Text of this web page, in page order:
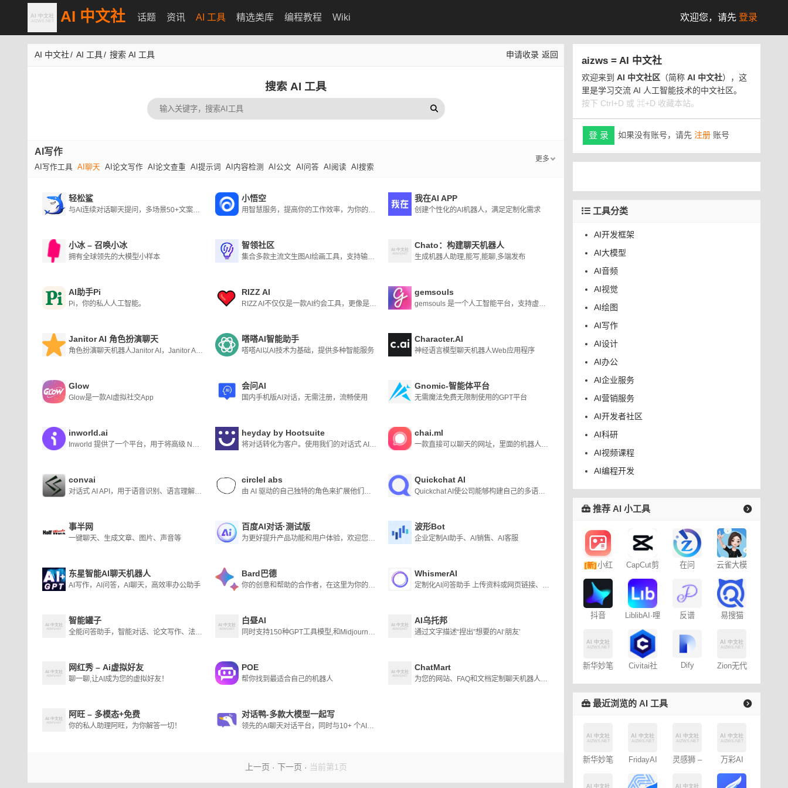
AI 中文社 话题 资讯 AI 工具 精选类库 编程教程 Wiki 欢迎您， 请先 登录
AI 中文社/ AI 工具/ 搜索 AI 工具 申请收录 返回
搜索 AI 工具
AI写作
AI写作工具 AI聊天 AI论文写作 AI论文查重 AI提示词 AI内容检测 AI公文 AI问答 AI阅读 AI搜索
更多
轻松鲨
与AI连续对话聊天提问，多场景50+文案模板，AI智能生成思维导图
小悟空
用智慧服务，提高你的工作效率，为你的日常生活保驾护航，帮助打工人每天早一小时下班
我在AI APP
创建个性化的AI机器人，满足定制化需求
小冰 – 召唤小冰
拥有全球领先的大模型小样本
智领社区
集合多款主流文生图AI绘画工具，支持输入任意中文关键词生成精准的图片
Chato：构建聊天机器人
生成机器人助理,能写,能聊,多端发布
AI助手Pi
Pi，你的私人人工智能。
RIZZ AI
RIZZ AI不仅仅是一款AI约会工具，更像是一位贴心的情感咨询师。它基于RIZE GPT框架构建，对用户心理有深入的洞察，擅长用幽默、浪漫的方式与人沟通，为那些渴望在约会方面获得帮助的人提供了完美的解决方案。
gemsouls
gemsouls 是一个人工智能平台，支持虚拟角色及其与现实世界的联系。 我们正在创造一种新方式，让粉丝们享受他们最喜欢的角色，让创作者将虚构的人物带入生活，并最终让我们永远与我们所爱的人保持联系，无论是虚构的还是真实的。
Janitor AI 角色扮演聊天
角色扮演聊天机器人Janitor AI，Janitor AI 被证明是各行业用户的多功能且不可或缺的平台。
嗒嗒AI智能助手
嗒嗒AI以AI技术为基础，提供多种智能服务
Character.AI
神经语言模型聊天机器人Web应用程序
Glow
Glow是一款AI虚拟社交App
会问AI
国内手机版AI对话，无需注册，流畅使用
Gnomic-智能体平台
无需魔法免费无限制使用的GPT平台
inworld.ai
Inworld 提供了一个平台，用于将高级 NPC 行为和即兴对话添加到游戏和实时媒体中。使用文本到字符的提示来创建角色个性并使用 Inworld SDK 集成到体验中。
heyday by Hootsuite
将对话转化为客户。使用我们的对话式 AI 聊天机器人，推动更多电子商务销售并大规模提供五星级客户服务。
chai.ml
一款直接可以聊天的网址，里面的机器人竟然可以用中文对话！
convai
对话式 AI API，用于语音识别、语言理解和生成，以及用于设计游戏和支持语音的应用程序的文本转语音。
circlel abs
由 AI 驱动的自己独特的角色来扩展他们的想象力。我们称它们为形状。
Quickchat AI
Quickchat AI使公司能够构建自己的多语言AI助手，由GPT - 3等生成式AI模型提供支持。
事半网
一键聊天、生成文章、图片、声音等
百度AI对话·测试版
为更好提升产品功能和用户体验，欢迎您使用我们为您提供的此项测试服务。
波形Bot
企业定制AI助手、AI销售、AI客服
东星智能AI聊天机器人
AI写作，AI问答，AI聊天，高效率办公助手
Bard巴德
你的创意和帮助的合作者，在这里为你的想象力充电
WhismerAI
定制化AI问答助手 上传资料或网页链接、笔记等，快速训练专有AI，获得更精准、专业的回答，轻松定制自己的AI，并且可以团队共享专业AI。
智能罐子
全能问答助手，智能对话、论文写作、法律咨询
白昼AI
同时支持150种GPT工具模型,和Midjourney绘图
AI乌托邦
通过文字描述“捏出”想要的AI‘朋友’
网红秀 – Ai虚拟好友
聊一聊,让AI成为您的虚拟好友！
POE
帮你找到最适合自己的机器人
ChatMart
为您的网站、FAQ和文档定制聊天机器人，用于文档总结/对话、客服、导购等各种类型机器人
阿旺 – 多模态+免费
你的私人助理阿旺，为你解答一切！
对话鸭-多款大模型一起写
领先的AI聊天对话平台，同时与10+ 个AI大模型进行对话，0门槛使用AI
上一页 · 下一页 · 当前第1页
aizws = AI 中文社
欢迎来到 AI 中文社区 （简称 AI 中文社），这
里是学习交流 AI 人工智能技术的中文社区。
按下 Ctrl+D 或 ⌘+D 收藏本站。
登 录 如果没有账号，请先 注册 账号
工具分类
AI开发框架
AI大模型
AI音频
AI视觉
AI绘图
AI写作
AI设计
AI办公
AI企业服务
AI营销服务
AI开发者社区
AI科研
AI视频课程
AI编程开发
推荐 AI 小工具
[新] 小红
书图文笔
记
CapCut剪
在问
云雀大模
抖音
– 免费
LiblibAI·哩
反谱 易搜猫
新华妙笔
Civitai社
Dify
Zion无代
最近浏览的 AI 工具
新华妙笔
FridayAI
灵感狮 –
作
万彩AI